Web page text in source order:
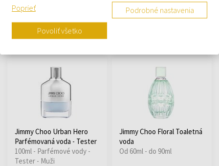
Na sklade
od34,84 €do41,82 €
Na sklade
Jimmy Choo Urban Hero
Parfémovaná voda - Tester
100ml - Parfémové vody -
Tester - Muži
Jimmy Choo Floral Toaletná
voda
Od 60ml - do 90ml
Poprieť Podrobné nastavenia
Povoliť všetko